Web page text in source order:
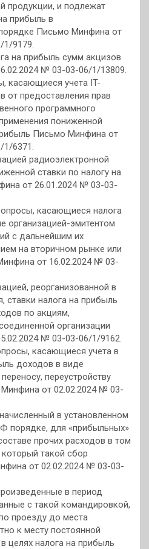
продукции, и подлежат
прибыль в
Письмо Минфина от
1/9179.
на прибыль сумм акцизов
№ 03-03-06/1/13809.
касающиеся учета IT-
от предоставления прав
программного
пониженной
Письмо Минфина от
1/6371.
радиоэлектронной
ставки по налогу на
от 26.01.2024 № 03-03-
касающиеся налога
организацией-эмитентом
с дальнейшим их
на вторичном рынке или
от 16.02.2024 № 03-
реорганизованной в
ставки налога на прибыль
по акциям,
организации
№ 03-03-06/1/9162.
касающиеся учета в
доходов в виде
переустройству
от 02.02.2024 № 03-
в установленном
порядке, для «прибыльных»
прочих расходов в том
такой сбор
от 02.02.2024 № 03-03-
в период
с такой командировкой,
проезду до места
к месту постоянной
целях налога на прибыль